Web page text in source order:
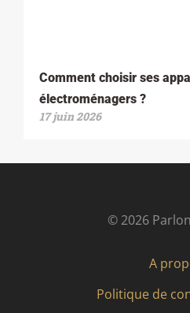
Comment choisir ses
électroménagers ?
17 juin 2026
© 2026
A
Politique de